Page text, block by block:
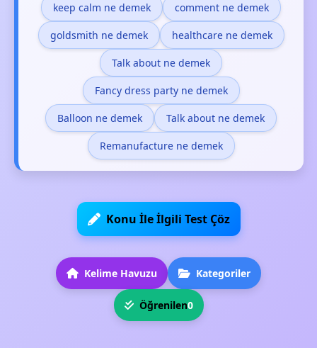
keep calm ne demek comment ne demek
goldsmith ne demek healthcare ne demek
Talk about ne demek
Fancy dress party ne demek
Balloon ne demek Talk about ne demek
Remanufacture ne demek
Konu İle İlgili Test Çöz
Kelime Havuzu Kategoriler
Öğrenilen0